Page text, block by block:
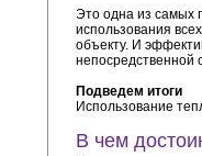
Это одна из самых
использования
объекту. И
непосредственной
Подведем итоги
Использование
В чем